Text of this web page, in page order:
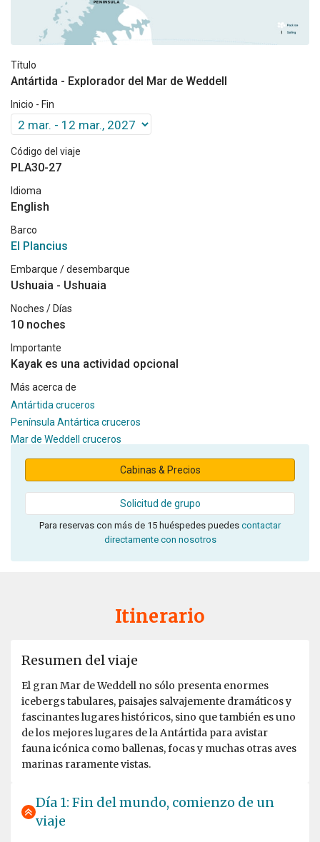
Título
Antártida - Explorador del Mar de Weddell
Inicio - Fin
Código del viaje
PLA30-27
Idioma
English
Barco
El Plancius
Embarque / desembarque
Ushuaia - Ushuaia
Noches / Días
10 noches
Importante
Kayak es una actividad opcional
Más acerca de
Antártida cruceros
Península Antártica cruceros
Mar de Weddell cruceros
Cabinas & Precios
Solicitud de grupo
Para reservas con más de 15 huéspedes puedes contactar
directamente con nosotros
Itinerario
Resumen del viaje
El gran Mar de Weddell no sólo presenta enormes
icebergs tabulares, paisajes salvajemente dramáticos y
fascinantes lugares históricos, sino que también es uno
de los mejores lugares de la Antártida para avistar
fauna icónica como ballenas, focas y muchas otras aves
marinas raramente vistas.
Día 1: Fin del mundo, comienzo de un
viaje